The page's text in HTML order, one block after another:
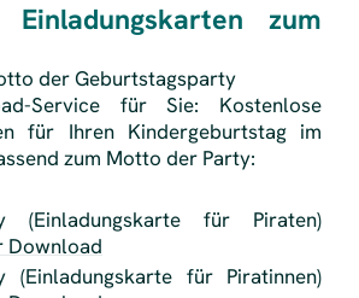
Einladungskarten zum
der Geburtstagsparty
Service für Sie: Kostenlose
für Ihren Kindergeburtstag im
zum Motto der Party:
(Einladungskarte für Piraten)
Download
(Einladungskarte für Piratinnen)